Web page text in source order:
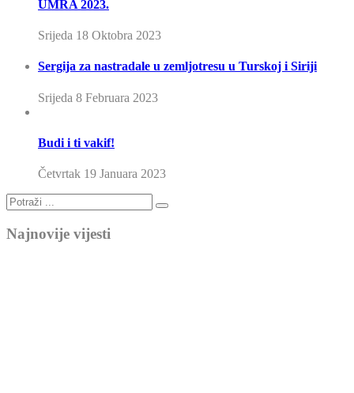
UMRA 2023.
Srijeda 18 Oktobra 2023
Sergija za nastradale u zemljotresu u Turskoj i Siriji
Srijeda 8 Februara 2023
Budi i ti vakif!
Četvrtak 19 Januara 2023
Najnovije vijesti